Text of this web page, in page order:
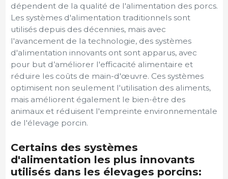
dépendent de la qualité de l'alimentation des porcs.
Les systèmes d'alimentation traditionnels sont
utilisés depuis des décennies, mais avec
l'avancement de la technologie, des systèmes
d'alimentation innovants ont sont apparus, avec
pour but d’améliorer l'efficacité alimentaire et
réduire les coûts de main-d'œuvre. Ces systèmes
optimisent non seulement l'utilisation des aliments,
mais améliorent également le bien-être des
animaux et réduisent l'empreinte environnementale
de l'élevage porcin.
Certains des systèmes
d'alimentation les plus innovants
utilisés dans les élevages porcins: